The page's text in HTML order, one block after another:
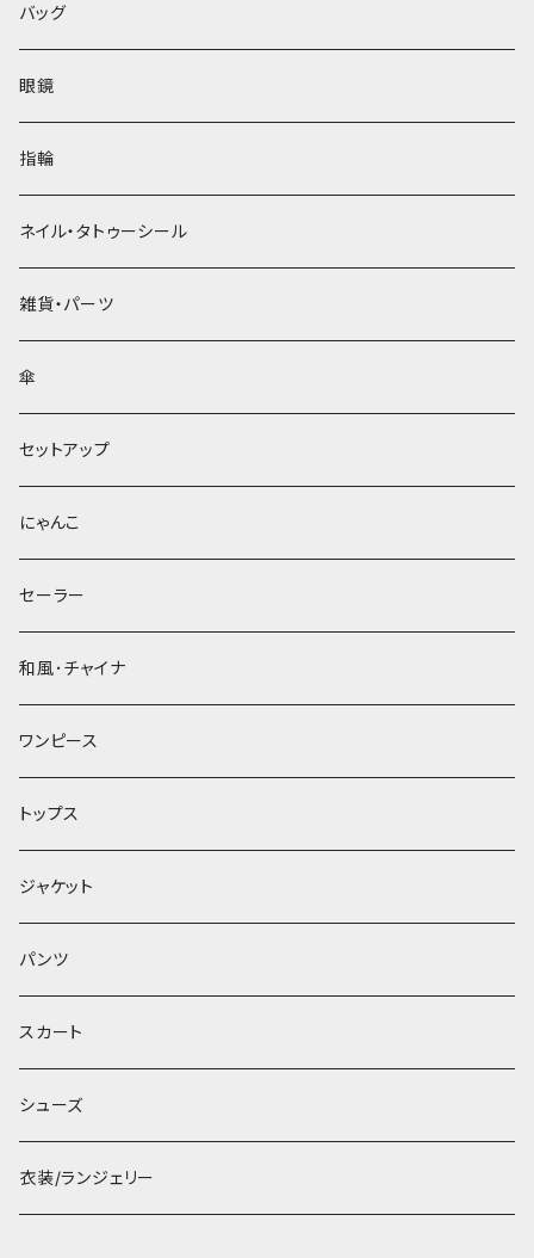
バッグ
眼鏡
指輪
ネイル・タトゥーシール
雑貨・パーツ
傘
セットアップ
にゃんこ
セーラー
和風･チャイナ
ワンピース
トップス
ジャケット
パンツ
スカート
シューズ
衣装/ランジェリー